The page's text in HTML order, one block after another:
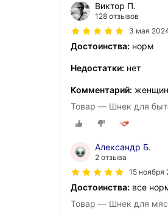
Виктор П.
128 отзывов
3 мая
Достоинства: норм
Недостатки: нет
Комментарий:
Товар — Шнек для
Александр Б.
2 отзыва
15 ноября
Достоинства: все
Товар — Шнек для